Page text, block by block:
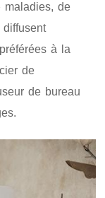
maladies, de
à la
de
de bureau